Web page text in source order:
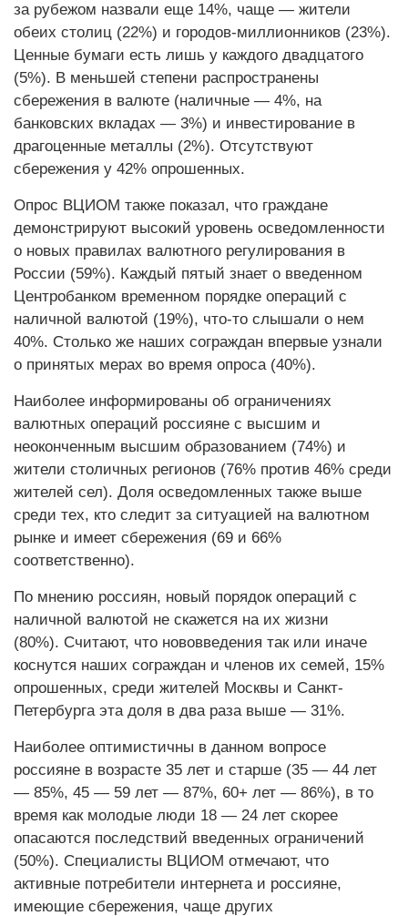
за рубежом назвали еще 14%, чаще — жители
обеих столиц (22%) и городов-миллионников (23%).
Ценные бумаги есть лишь у каждого двадцатого
(5%). В меньшей степени распространены
сбережения в валюте (наличные — 4%, на
банковских вкладах — 3%) и инвестирование в
драгоценные металлы (2%). Отсутствуют
сбережения у 42% опрошенных.
Опрос ВЦИОМ также показал, что граждане
демонстрируют высокий уровень осведомленности
о новых правилах валютного регулирования в
России (59%). Каждый пятый знает о введенном
Центробанком временном порядке операций с
наличной валютой (19%), что-то слышали о нем
40%. Столько же наших сограждан впервые узнали
о принятых мерах во время опроса (40%).
Наиболее информированы об ограничениях
валютных операций россияне с высшим и
неоконченным высшим образованием (74%) и
жители столичных регионов (76% против 46% среди
жителей сел). Доля осведомленных также выше
среди тех, кто следит за ситуацией на валютном
рынке и имеет сбережения (69 и 66%
соответственно).
По мнению россиян, новый порядок операций с
наличной валютой не скажется на их жизни
(80%). Считают, что нововведения так или иначе
коснутся наших сограждан и членов их семей, 15%
опрошенных, среди жителей Москвы и Санкт-
Петербурга эта доля в два раза выше — 31%.
Наиболее оптимистичны в данном вопросе
россияне в возрасте 35 лет и старше (35 — 44 лет
— 85%, 45 — 59 лет — 87%, 60+ лет — 86%), в то
время как молодые люди 18 — 24 лет скорее
опасаются последствий введенных ограничений
(50%). Специалисты ВЦИОМ отмечают, что
активные потребители интернета и россияне,
имеющие сбережения, чаще других